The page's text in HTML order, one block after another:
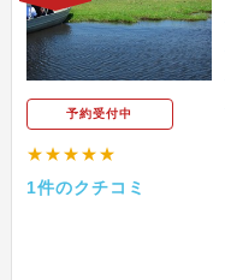
予約受付中
★★★★★
1件のクチコミ